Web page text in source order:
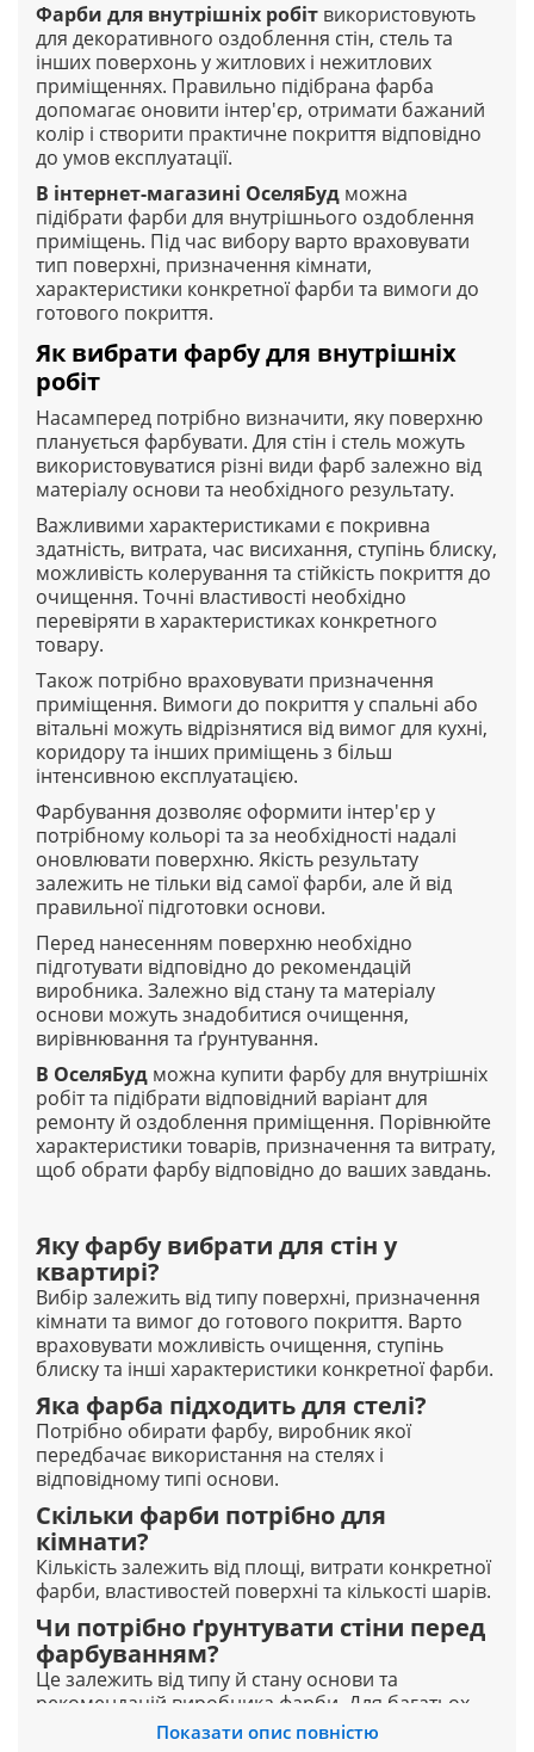
Фарби для внутрішніх робіт використовують
для декоративного оздоблення стін, стель та
інших поверхонь у житлових і нежитлових
приміщеннях. Правильно підібрана фарба
допомагає оновити інтер'єр, отримати бажаний
колір і створити практичне покриття відповідно
до умов експлуатації.
В інтернет-магазині ОселяБуд можна
підібрати фарби для внутрішнього оздоблення
приміщень. Під час вибору варто враховувати
тип поверхні, призначення кімнати,
характеристики конкретної фарби та вимоги до
готового покриття.
Як вибрати фарбу для внутрішніх
робіт
Насамперед потрібно визначити, яку поверхню
планується фарбувати. Для стін і стель можуть
використовуватися різні види фарб залежно від
матеріалу основи та необхідного результату.
Важливими характеристиками є покривна
здатність, витрата, час висихання, ступінь блиску,
можливість колерування та стійкість покриття до
очищення. Точні властивості необхідно
перевіряти в характеристиках конкретного
товару.
Також потрібно враховувати призначення
приміщення. Вимоги до покриття у спальні або
вітальні можуть відрізнятися від вимог для кухні,
коридору та інших приміщень з більш
інтенсивною експлуатацією.
Фарбування дозволяє оформити інтер'єр у
потрібному кольорі та за необхідності надалі
оновлювати поверхню. Якість результату
залежить не тільки від самої фарби, але й від
правильної підготовки основи.
Перед нанесенням поверхню необхідно
підготувати відповідно до рекомендацій
виробника. Залежно від стану та матеріалу
основи можуть знадобитися очищення,
вирівнювання та ґрунтування.
В ОселяБуд можна купити фарбу для внутрішніх
робіт та підібрати відповідний варіант для
ремонту й оздоблення приміщення. Порівнюйте
характеристики товарів, призначення та витрату,
щоб обрати фарбу відповідно до ваших завдань.
Яку фарбу вибрати для стін у
квартирі?
Вибір залежить від типу поверхні, призначення
кімнати та вимог до готового покриття. Варто
враховувати можливість очищення, ступінь
блиску та інші характеристики конкретної фарби.
Яка фарба підходить для стелі?
Потрібно обирати фарбу, виробник якої
передбачає використання на стелях і
відповідному типі основи.
Скільки фарби потрібно для
кімнати?
Кількість залежить від площі, витрати конкретної
фарби, властивостей поверхні та кількості шарів.
Чи потрібно ґрунтувати стіни перед
фарбуванням?
Це залежить від типу й стану основи та
рекомендацій виробника фарби. Для багатьох
поверхонь правильне ґрунтування є важливим
Показати опис повністю